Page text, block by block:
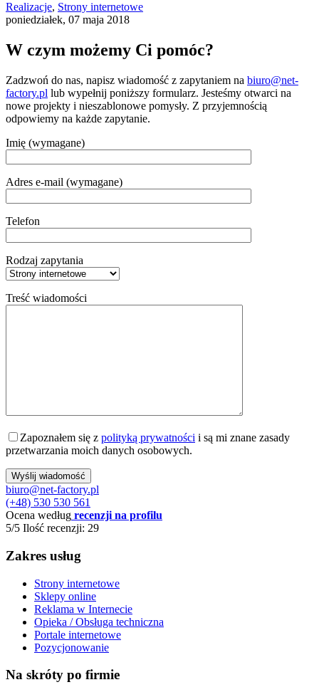
Realizacje, Strony internetowe
poniedziałek, 07 maja 2018
W czym możemy Ci pomóc?
Zadzwoń do nas, napisz wiadomość z zapytaniem na biuro@net-
factory.pl lub wypełnij poniższy formularz. Jesteśmy otwarci na
nowe projekty i nieszablonowe pomysły. Z przyjemnością
odpowiemy na każde zapytanie.
Imię (wymagane)
Adres e-mail (wymagane)
Telefon
Rodzaj zapytania
Treść wiadomości
Zapoznałem się z polityką prywatności i są mi znane zasady
przetwarzania moich danych osobowych.
biuro@net-factory.pl
(+48) 530 530 561
Ocena według recenzji na profilu
5/5 Ilość recenzji: 29
Zakres usług
Strony internetowe
Sklepy online
Reklama w Internecie
Opieka / Obsługa techniczna
Portale internetowe
Pozycjonowanie
Na skróty po firmie